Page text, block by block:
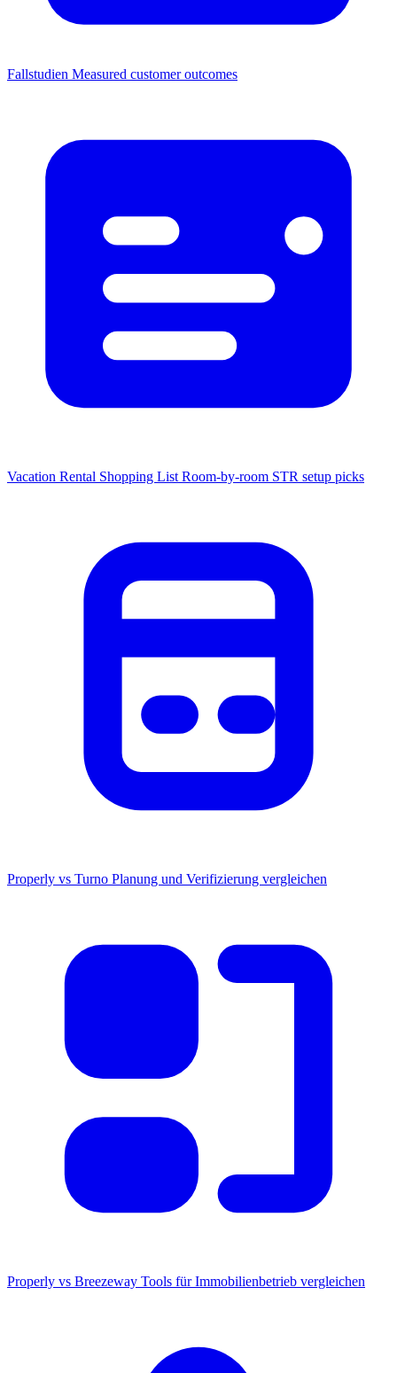
Fallstudien Measured customer outcomes
Vacation Rental Shopping List Room-by-room STR setup picks
Properly vs Turno Planung und Verifizierung vergleichen
Properly vs Breezeway Tools für Immobilienbetrieb vergleichen